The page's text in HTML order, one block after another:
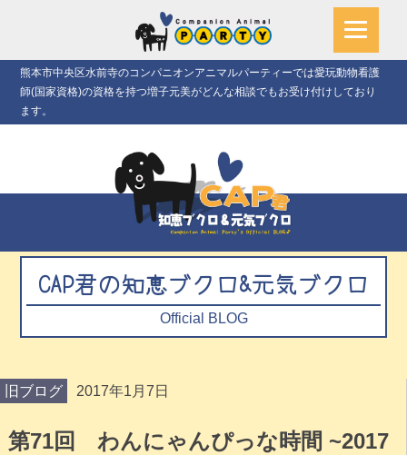
熊本市中央区水前寺のコンパニオンアニマルパーティーでは愛玩動物看護
師(国家資格)の資格を持つ増子元美がどんな相談でもお受け付けしており
ます。
CAP君の知恵ブクロ&元気ブクロ
Official BLOG
旧ブログ 2017年1月7日
第71回 わんにゃんぴっな時間 ~2017